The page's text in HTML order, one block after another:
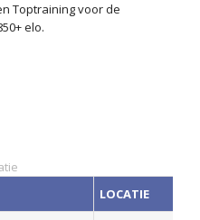
Toptraining voor de
elo.
LOCATIE